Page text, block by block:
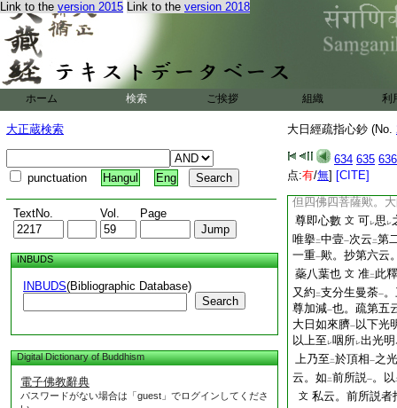
Link to the version 2015 Link to the version 2018
ホーム 検索 ご挨拶 組織 利
大正蔵検索
punctuation Hangul Eng
TextNo. Vol. Page
INBUDS
INBUDS(Bibliographic Database)
Search
Digital Dictionary of Buddhism
電子佛教辭典
パスワードがない場合は「guest」でログインしてくださ
大日經疏指心鈔 (No.
634 635 636
点:有/無] [CITE]
屬四大菩薩也。四
第三云。自
臍以上
。此中自有二二重
重圓中第四也。二
都外院所レ列八部衆
耳。又義三重但
二十云。此八葉即
爾四重皆約
能圍遶
但四佛四菩薩歟。
尊即心數 文 可レ思 レ
唯擧二中壹一次云 二第
一重一歟。抄第六云
蘂八葉也 文 准二 此釋
又約 二支分生曼荼一
尊加減一也。疏第五
大日如來臍一 以下光
以上至 レ咽所レ出光
上乃至 二於頂相一之
云。如 二前所説一。以
文 私云。前所説者